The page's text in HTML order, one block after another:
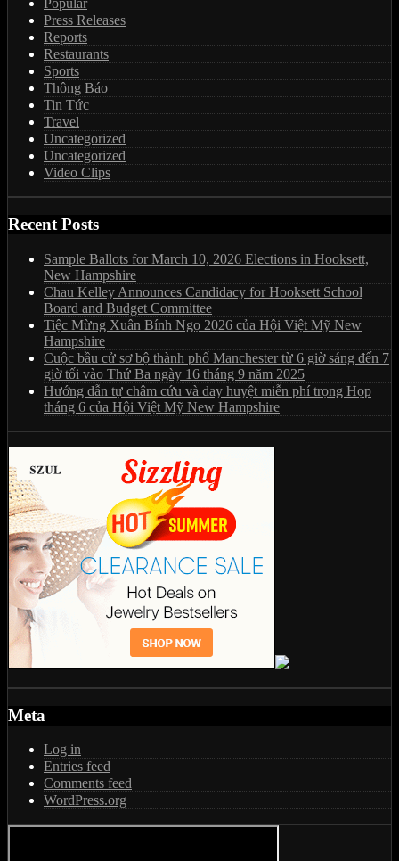
Popular
Press Releases
Reports
Restaurants
Sports
Thông Báo
Tin Tức
Travel
Uncategorized
Uncategorized
Video Clips
Recent Posts
Sample Ballots for March 10, 2026 Elections in Hooksett,
New Hampshire
Chau Kelley Announces Candidacy for Hooksett School
Board and Budget Committee
Tiệc Mừng Xuân Bính Ngọ 2026 của Hội Việt Mỹ New
Hampshire
Cuộc bầu cử sơ bộ thành phố Manchester từ 6 giờ sáng đến 7
giờ tối vào Thứ Ba ngày 16 tháng 9 năm 2025
Hướng dẫn tự châm cứu và day huyệt miễn phí trọng Họp
tháng 6 của Hội Việt Mỹ New Hampshire
Meta
Log in
Entries feed
Comments feed
WordPress.org